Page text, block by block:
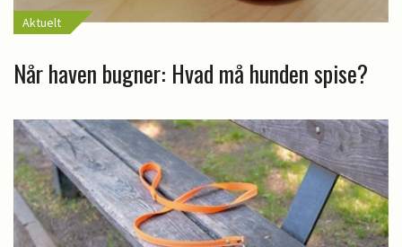
Aktuelt
Når haven bugner: Hvad må hunden spise?